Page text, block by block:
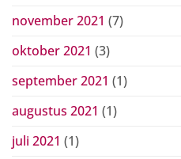
november 2021 (7)
oktober 2021 (3)
september 2021 (1)
augustus 2021 (1)
juli 2021 (1)